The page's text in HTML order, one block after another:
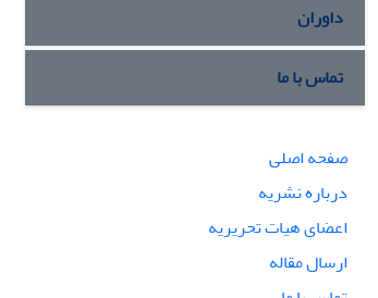
داوران
تماس با ما
صفحه اصلی
درباره نشریه
اعضای هیات تحریریه
ارسال مقاله